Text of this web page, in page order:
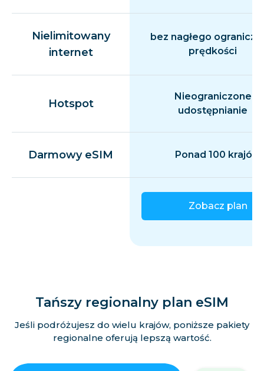
Nielimitowany
internet
bez nagłego
prędkości
Hotspot
Nieograniczone
udostępnianie
Darmowy eSIM Ponad 100 krajów
Zobacz plan
Tańszy regionalny plan eSIM
Jeśli podróżujesz do wielu krajów, poniższe pakiety
regionalne oferują lepszą wartość.